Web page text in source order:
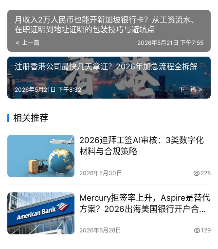
月收入2万人民币也能开新加坡银行卡？从工资流水、
在职证明到地址证明的包装技巧与避坑点
上一篇 2026年5月21日 下午7:55
注册香港公司最快几天拿证？2026年加急流程全拆解
下一篇
2026年5月21日 下午8:32
相关推荐
2026迪拜工签AI审核：3类数字化
材料与合规策略
2026年5月30日 228
Mercury拒签率上升，Aspire是替代
方案？2026出海美国银行开户合规
2026年6月28日 129